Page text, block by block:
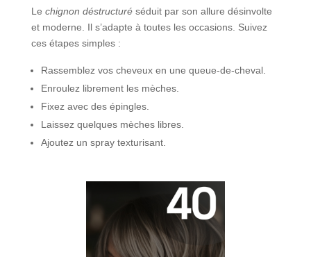
Le chignon déstructuréséduit par son allure désinvolte
et moderne. Il s’adapte à toutes les occasions. Suivez
ces étapes simples :
Rassemblez vos cheveux en une queue-de-cheval.
Enroulez librement les mèches.
Fixez avec des épingles.
Laissez quelques mèches libres.
Ajoutez un spray texturisant.